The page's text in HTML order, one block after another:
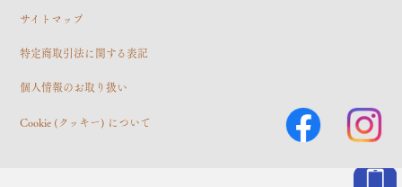
サイトマップ
特定商取引法に関する表記
個人情報のお取り扱い
Cookie (クッキー) について